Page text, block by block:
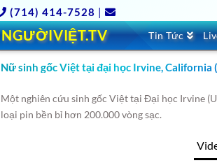
(714) 414-7528 |
NGƯỜIVIỆT.TV Tin Tức
Nữ sinh gốc Việt tại đại học Irvine, California
Một nghiên cứu sinh gốc Việt tại Đại học Irvine
loại pin bền bỉ hơn 200.000 vòng sạc.